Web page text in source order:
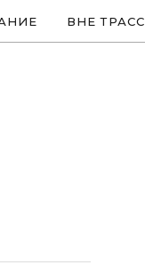
ВНЕ ТРАСС